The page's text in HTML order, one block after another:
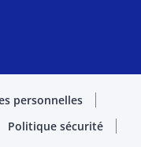
personnelles
Politique sécurité